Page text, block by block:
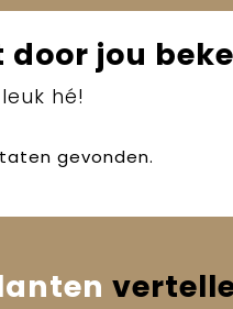
door jou
hé!
gevonden.